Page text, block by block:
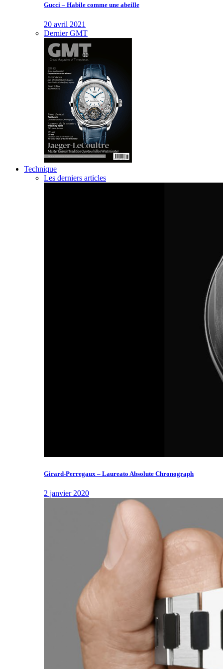
Gucci – Habile comme une abeille
20 avril 2021
Dernier GMT
Technique
Les derniers articles
Girard-Perregaux – Laureato Absolute Chronograph
2 janvier 2020